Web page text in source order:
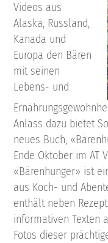
Videos aus
Alaska, Russland,
Kanada und
Europa den Bären
mit seinen
Lebens- und
Anlass dazu bietet
neues Buch,
Ende Oktober im AT
«Bärenhunger» ist
aus Koch- und
enthält neben
informativen Texten
Fotos dieser